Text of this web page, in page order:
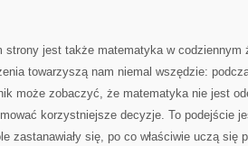
strony jest także matematyka w codziennym
towarzyszą nam niemal wszędzie:
może zobaczyć, że matematyka nie jest
korzystniejsze decyzje. To podejście
zastanawiały się, po co właściwie uczą się